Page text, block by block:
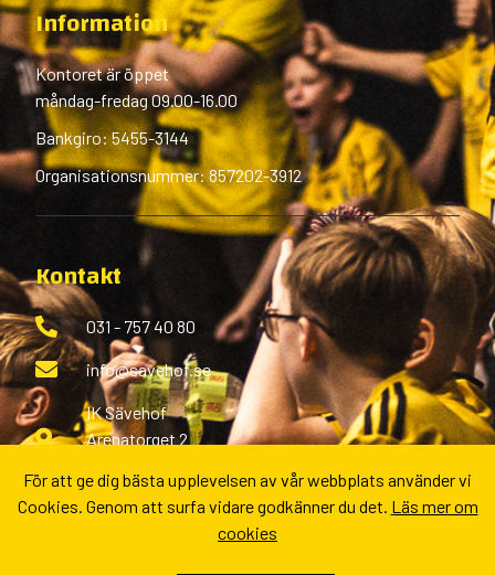
Information
Kontoret är öppet
måndag-fredag 09.00-16.00
Bankgiro: 5455-3144
Organisationsnummer: 857202-3912
Kontakt
031 - 757 40 80
info@savehof.se
IK Sävehof
Arenatorget 2
Fler kontaktvägar
För att ge dig bästa upplevelsen av vår webbplats använder vi
Cookies. Genom att surfa vidare godkänner du det. Läs mer om
cookies